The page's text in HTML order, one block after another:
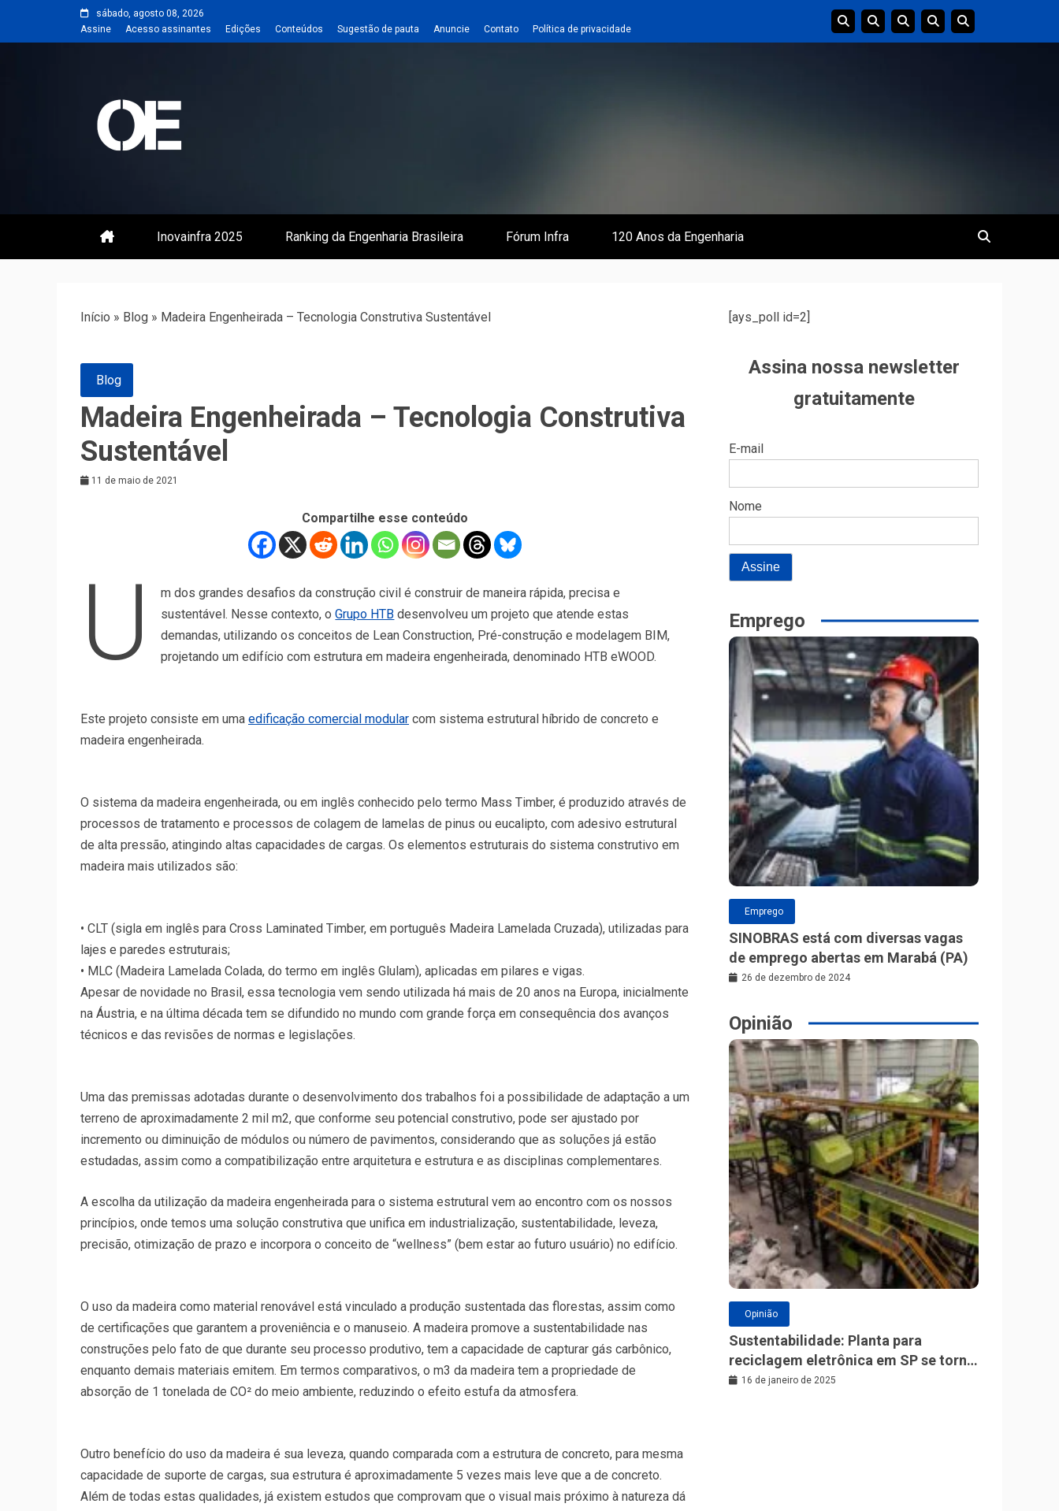
sábado, agosto 08, 2026
Assine
Acesso assinantes Edições Conteúdos Sugestão de pauta Anuncie Contato Política de privacidade
Revista | O Empreiteiro
Inovainfra 2025 Ranking da Engenharia Brasileira Fórum Infra 120 Anos da Engenharia
Início » Blog » Madeira Engenheirada – Tecnologia Construtiva Sustentável
Blog
Madeira Engenheirada – Tecnologia Construtiva
Sustentável
11 de maio de 2021
Compartilhe esse conteúdo
U
m dos grandes desafios da construção civil é construir de maneira rápida, precisa e
sustentável. Nesse contexto, oGrupo HTB desenvolveu um projeto que atende estas
demandas, utilizando os conceitos de Lean Construction, Pré-construção e modelagem BIM,
projetando um edifício com estrutura em madeira engenheirada, denominado HTB eWOOD.
Este projeto consiste em uma edificação comercial modular com sistema estrutural híbrido de concreto e
madeira engenheirada.
O sistema da madeira engenheirada, ou em inglês conhecido pelo termo Mass Timber, é produzido através de
processos de tratamento e processos de colagem de lamelas de pinus ou eucalipto, com adesivo estrutural
de alta pressão, atingindo altas capacidades de cargas. Os elementos estruturais do sistema construtivo em
madeira mais utilizados são:
• CLT (sigla em inglês para Cross Laminated Timber, em português Madeira Lamelada Cruzada), utilizadas para
lajes e paredes estruturais;
• MLC (Madeira Lamelada Colada, do termo em inglês Glulam), aplicadas em pilares e vigas.
Apesar de novidade no Brasil, essa tecnologia vem sendo utilizada há mais de 20 anos na Europa, inicialmente
na Áustria, e na última década tem se difundido no mundo com grande força em consequência dos avanços
técnicos e das revisões de normas e legislações.
Uma das premissas adotadas durante o desenvolvimento dos trabalhos foi a possibilidade de adaptação a um
terreno de aproximadamente 2 mil m2, que conforme seu potencial construtivo, pode ser ajustado por
incremento ou diminuição de módulos ou número de pavimentos, considerando que as soluções já estão
estudadas, assim como a compatibilização entre arquitetura e estrutura e as disciplinas complementares.
A escolha da utilização da madeira engenheirada para o sistema estrutural vem ao encontro com os nossos
princípios, onde temos uma solução construtiva que unifica em industrialização, sustentabilidade, leveza,
precisão, otimização de prazo e incorpora o conceito de “wellness” (bem estar ao futuro usuário) no edifício.
O uso da madeira como material renovável está vinculado a produção sustentada das florestas, assim como
de certificações que garantem a proveniência e o manuseio. A madeira promove a sustentabilidade nas
construções pelo fato de que durante seu processo produtivo, tem a capacidade de capturar gás carbônico,
enquanto demais materiais emitem. Em termos comparativos, o m3 da madeira tem a propriedade de
absorção de 1 tonelada de CO² do meio ambiente, reduzindo o efeito estufa da atmosfera.
Outro benefício do uso da madeira é sua leveza, quando comparada com a estrutura de concreto, para mesma
capacidade de suporte de cargas, sua estrutura é aproximadamente 5 vezes mais leve que a de concreto.
Além de todas estas qualidades, já existem estudos que comprovam que o visual mais próximo à natureza dá
[ays_poll id=2]
Assina nossa newsletter
gratuitamente
E-mail
Nome
Emprego
Emprego
SINOBRAS está com diversas vagas
de emprego abertas em Marabá (PA)
26 de dezembro de 2024
Opinião
Opinião
Sustentabilidade: Planta para
reciclagem eletrônica em SP se torna
a maior da América Latina
16 de janeiro de 2025